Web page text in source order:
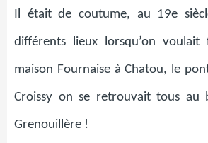
Il était de coutume, au 19e
différents lieux lorsqu’on
maison Fournaise à Chatou, le
Croissy on se retrouvait tous au
Grenouillère !